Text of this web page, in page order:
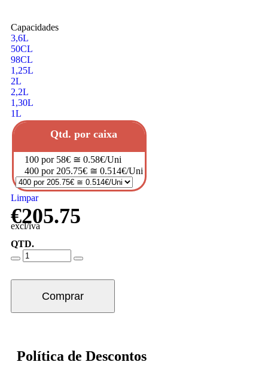
Capacidades
3,6L
50CL
98CL
1,25L
2L
2,2L
1,30L
1L
Qtd. por caixa
100 por 58€ ≅ 0.58€/Uni
400 por 205.75€ ≅ 0.514€/Uni
Limpar
€205.75
excl/iva
QTD.
Comprar
Política de Descontos